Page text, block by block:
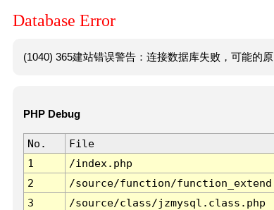
Database Error
(1040) 365建站错误警告：连接数据库失败，可能的
PHP Debug
No. File
1
/index.php
2
/source/function/
3
/source/class/jzmysql.class.php